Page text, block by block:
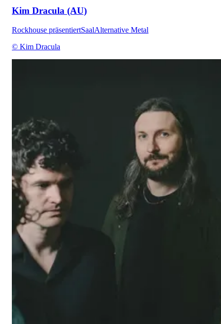
Kim Dracula (AU)
Rockhouse präsentiertSaalAlternative Metal
© Kim Dracula